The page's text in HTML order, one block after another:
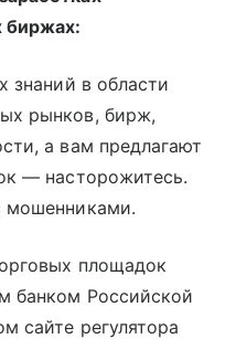
биржах:
знаний в области
рынков, бирж,
а вам предлагают
— насторожитесь.
мошенниками.
площадок
банком Российской
сайте регулятора